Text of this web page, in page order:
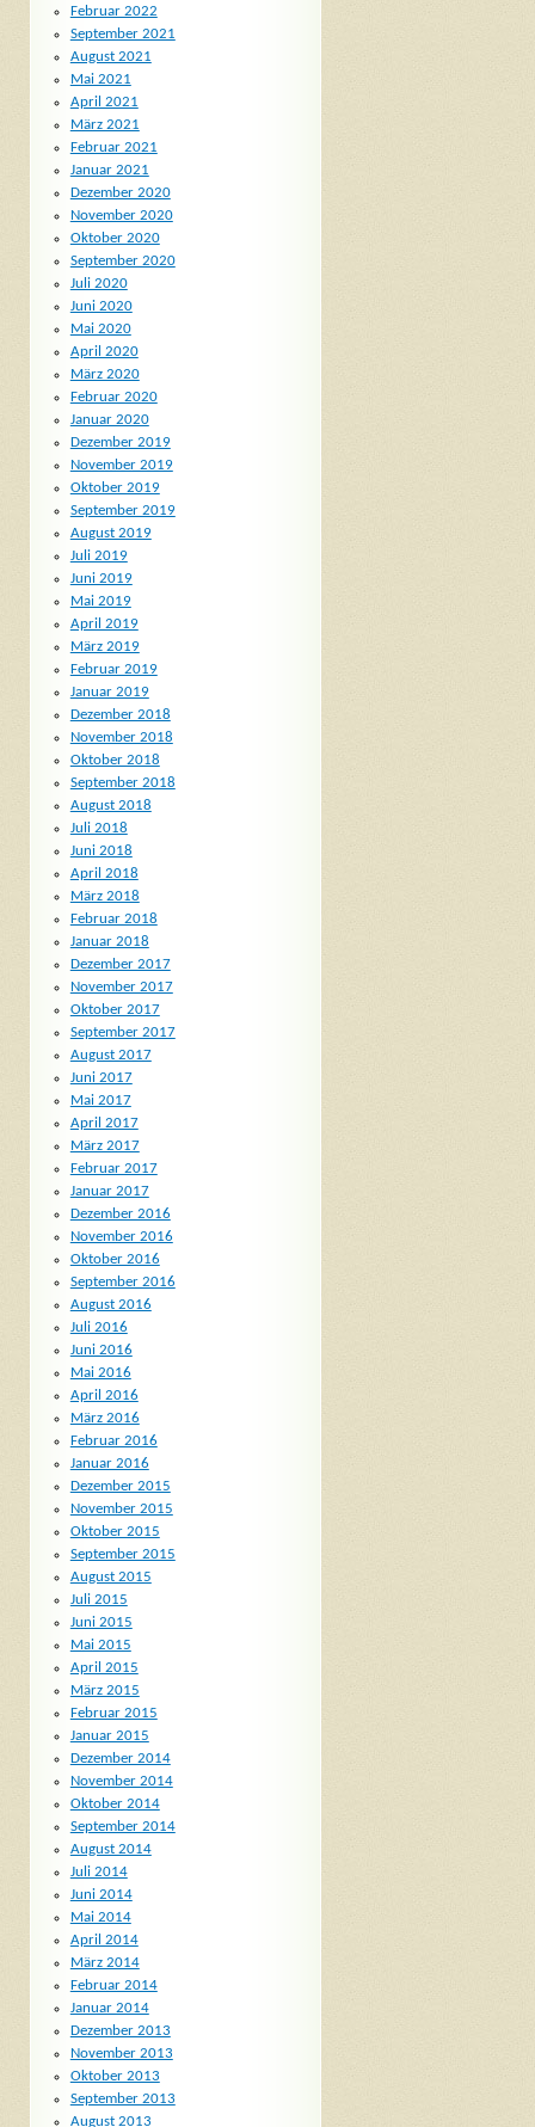
Februar 2022
September 2021
August 2021
Mai 2021
April 2021
März 2021
Februar 2021
Januar 2021
Dezember 2020
November 2020
Oktober 2020
September 2020
Juli 2020
Juni 2020
Mai 2020
April 2020
März 2020
Februar 2020
Januar 2020
Dezember 2019
November 2019
Oktober 2019
September 2019
August 2019
Juli 2019
Juni 2019
Mai 2019
April 2019
März 2019
Februar 2019
Januar 2019
Dezember 2018
November 2018
Oktober 2018
September 2018
August 2018
Juli 2018
Juni 2018
April 2018
März 2018
Februar 2018
Januar 2018
Dezember 2017
November 2017
Oktober 2017
September 2017
August 2017
Juni 2017
Mai 2017
April 2017
März 2017
Februar 2017
Januar 2017
Dezember 2016
November 2016
Oktober 2016
September 2016
August 2016
Juli 2016
Juni 2016
Mai 2016
April 2016
März 2016
Februar 2016
Januar 2016
Dezember 2015
November 2015
Oktober 2015
September 2015
August 2015
Juli 2015
Juni 2015
Mai 2015
April 2015
März 2015
Februar 2015
Januar 2015
Dezember 2014
November 2014
Oktober 2014
September 2014
August 2014
Juli 2014
Juni 2014
Mai 2014
April 2014
März 2014
Februar 2014
Januar 2014
Dezember 2013
November 2013
Oktober 2013
September 2013
August 2013